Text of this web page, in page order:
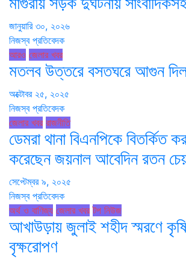
মাগুরায় সড়ক দুর্ঘটনায়
জানুয়ারি ৩০, ২০২৬
নিজস্ব প্রতিবেদক
আরও জেলার খবর
মতলব উত্তরে বসতঘরে আগুন দিল
অক্টোবর ২৫, ২০২৫
নিজস্ব প্রতিবেদক
জেলার খবর রাজনীতি
ডেমরা থানা বিএনপিকে বিতর্কিত
করেছেন জয়নাল আবেদিন রতন
সেপ্টেম্বর ৯, ২০২৫
নিজস্ব প্রতিবেদক
অর্থ ও বাণিজ্য জেলার খবর টপ নিউজ
আখাউড়ায় জুলাই শহীদ স্মরণে কৃষি
বৃক্ষরোপণ